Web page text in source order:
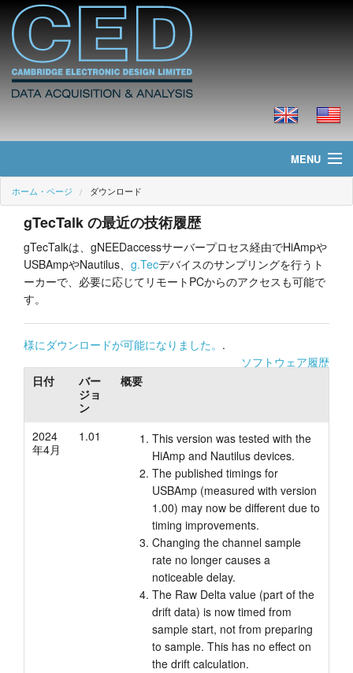
MENU
ホーム・ページ
ニュース
製品
価格
ダウンロード
チュートリアル
販売店
ホーム・ページ ダウンロード
gTecTalk の最近の技術履歴
gTecTalkは、gNEEDaccessサーバープロセス経由でHiAmpや
USBAmpやNautilus、 g.Tecデバイスのサンプリングを行うト
ーカーで、必要に応じてリモートPCからのアクセスも可能で
す。
様にダウンロードが可能になりました。 .
ソフトウェア履歴
日付
バー
ジョ
ン
概要
2024
年4月
1.01
This version was tested with the
HiAmp and Nautilus devices.
The published timings for
USBAmp (measured with version
1.00) may now be different due to
timing improvements.
Changing the channel sample
rate no longer causes a
noticeable delay.
The Raw Delta value (part of the
drift data) is now timed from
sample start, not from preparing
to sample. This has no effect on
the drift calculation.